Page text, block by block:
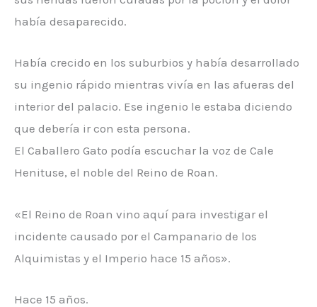
había desaparecido.
Había crecido en los suburbios y había desarrollado
su ingenio rápido mientras vivía en las afueras del
interior del palacio. Ese ingenio le estaba diciendo
que debería ir con esta persona.
El Caballero Gato podía escuchar la voz de Cale
Henituse, el noble del Reino de Roan.
«El Reino de Roan vino aquí para investigar el
incidente causado por el Campanario de los
Alquimistas y el Imperio hace 15 años».
Hace 15 años.